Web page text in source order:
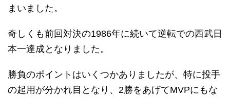
まいました。
奇しくも前回対決の1986年に続いて逆転での西武日
本一達成となりました。
勝負のポイントはいくつかありましたが、特に投手
の起用が分かれ目となり、2勝をあげてMVPにもな